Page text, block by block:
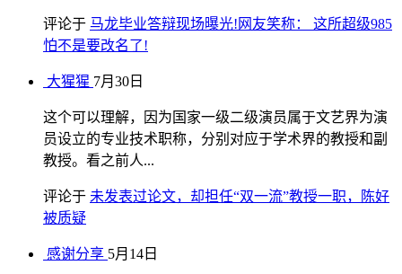
评论于 马龙毕业答辩现场曝光!网友笑称： 这所超级985
怕不是要改名了!
大猩猩 7月30日
这个可以理解，因为国家一级二级演员属于文艺界为演
员设立的专业技术职称，分别对应于学术界的教授和副
教授。看之前人...
评论于 未发表过论文，却担任“双一流”教授一职，陈好
被质疑
感谢分享 5月14日